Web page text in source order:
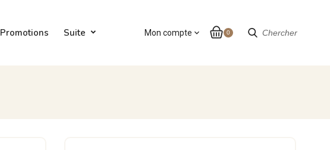
Chercher
Promotions Suite 0
Mon compte expand_more